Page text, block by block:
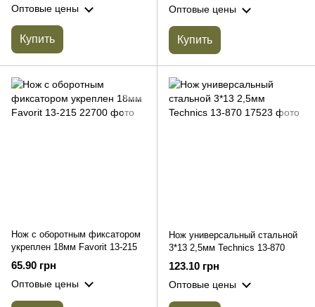
Оптовые цены
Купить
Оптовые цены
Купить
Нож с оборотным фиксатором
укреплен 18мм Favorit 13-215
65.90 грн
Оптовые цены
Нож универсальный стальной
3*13 2,5мм Technics 13-870
123.10 грн
Оптовые цены